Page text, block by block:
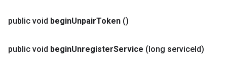
public void beginUnpairToken ()
public void beginUnregisterService (long serviceId)